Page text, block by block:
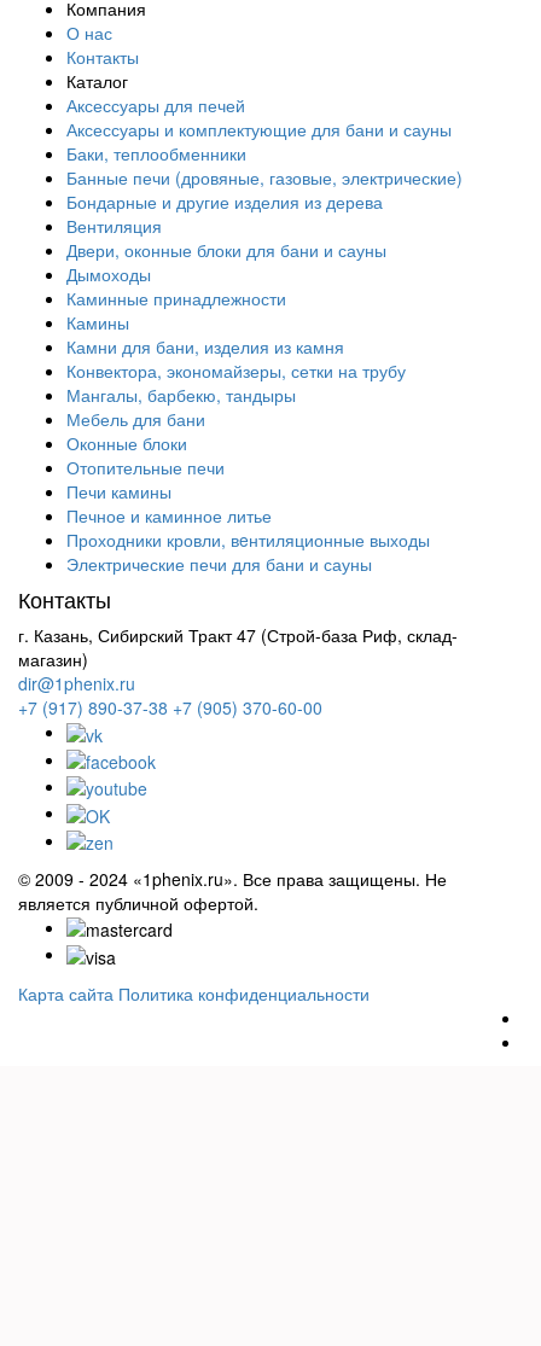
Компания
О нас
Контакты
Каталог
Аксессуары для печей
Аксессуары и комплектующие для бани и сауны
Баки, теплообменники
Банные печи (дровяные, газовые, электрические)
Бондарные и другие изделия из дерева
Вентиляция
Двери, оконные блоки для бани и сауны
Дымоходы
Каминные принадлежности
Камины
Камни для бани, изделия из камня
Конвектора, экономайзеры, сетки на трубу
Мангалы, барбекю, тандыры
Мебель для бани
Оконные блоки
Отопительные печи
Печи камины
Печное и каминное литье
Проходники кровли, вeнтиляционные выходы
Электрические печи для бани и сауны
Контакты
г. Казань, Сибирский Тракт 47 (Строй-база Риф, склад-
магазин)
dir@1phenix.ru
+7 (917) 890-37-38 +7 (905) 370-60-00
© 2009 - 2024 «1phenix.ru». Все права защищены. Не
является публичной офертой.
Карта сайта Политика конфиденциальности